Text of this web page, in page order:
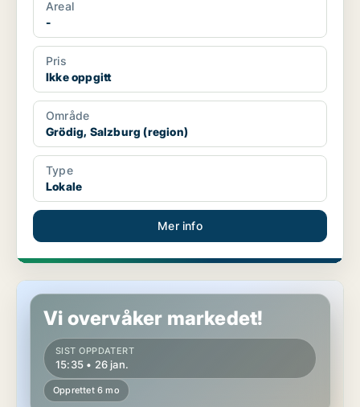
Areal
-
Pris
Ikke oppgitt
Område
Grödig, Salzburg (region)
Type
Lokale
Mer info
Verksted i Grödig, Salzburg (region)
Vi overvåker markedet!
SIST OPPDATERT
15:35 • 26 jan.
Opprettet 6 mo